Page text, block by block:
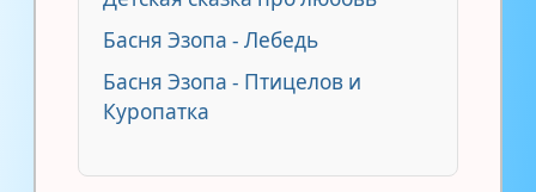
Басня Эзопа - Лебедь
Басня Эзопа - Птицелов и
Куропатка